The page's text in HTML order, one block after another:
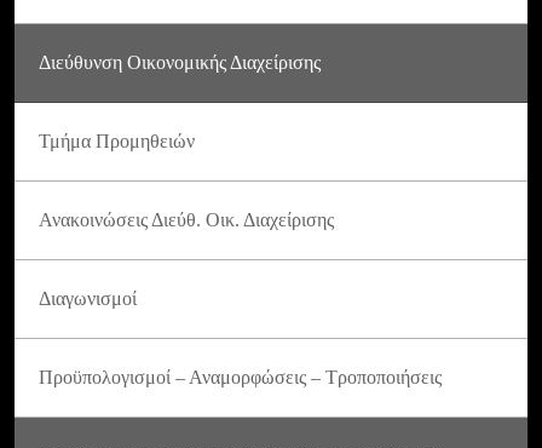
Διεύθυνση Οικονομικής Διαχείρισης
Τμήμα Προμηθειών
Ανακοινώσεις Διεύθ. Οικ. Διαχείρισης
Διαγωνισμοί
Προϋπολογισμοί – Αναμορφώσεις – Τροποποιήσεις